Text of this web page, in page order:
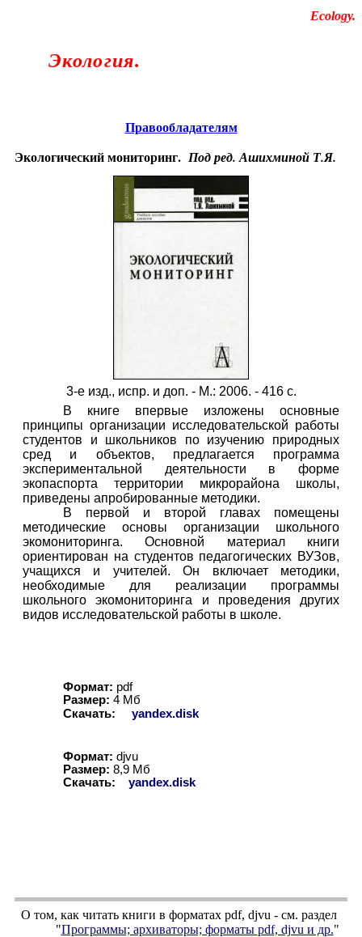
Ecology.
Экология.
Правообладателям
Экологический мониторинг. Под ред. Ашихминой Т.Я.
3-е изд., испр. и доп. - М.: 2006. - 416 с.
В книге впервые изложены основные
принципы организации исследовательской работы
студентов и школьников по изучению природных
сред и объектов, предлагается программа
экспериментальной деятельности в форме
экопаспорта территории микрорайона школы,
приведены апробированные методики.
В первой и второй главах помещены
методические основы организации школьного
экомониторинга. Основной материал книги
ориентирован на студентов педагогических ВУЗов,
учащихся и учителей. Он включает методики,
необходимые для реализации программы
школьного экомониторинга и проведения других
видов исследовательской работы в школе.
Формат: pdf
Размер: 4 Мб
Скачать:
yandex.disk
Формат: djvu
Размер: 8,9 Мб
Скачать:
yandex.disk
О том, как читать книги в форматах pdf, djvu - см. раздел
"Программы; архиваторы; форматы pdf, djvu и др."